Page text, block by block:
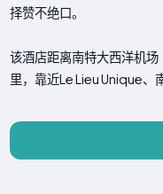
择赞不绝口。
该酒店距离南特大西洋机
里，靠近Le Lieu Unique、